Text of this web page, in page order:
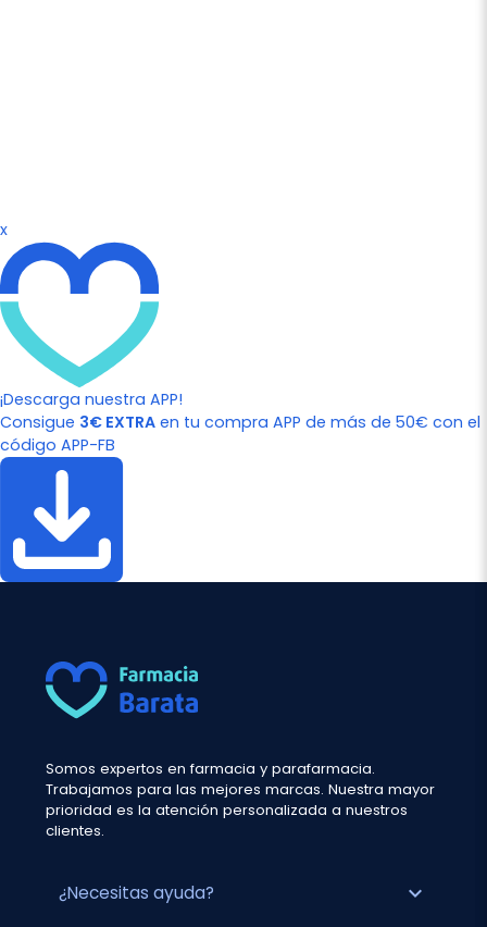
x
¡Descarga nuestra APP!
Consigue 3€ EXTRA en tu compra APP de más de 50€ con el
código APP-FB
Somos expertos en farmacia y parafarmacia.
Trabajamos para las mejores marcas. Nuestra mayor
prioridad es la atención personalizada a nuestros
clientes.
¿Necesitas ayuda? expand_more